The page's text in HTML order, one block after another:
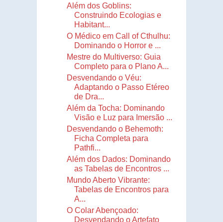
Além dos Goblins:
Construindo Ecologias e
Habitant...
O Médico em Call of Cthulhu:
Dominando o Horror e ...
Mestre do Multiverso: Guia
Completo para o Plano A...
Desvendando o Véu:
Adaptando o Passo Etéreo
de Dra...
Além da Tocha: Dominando
Visão e Luz para Imersão ...
Desvendando o Behemoth:
Ficha Completa para
Pathfi...
Além dos Dados: Dominando
as Tabelas de Encontros ...
Mundo Aberto Vibrante:
Tabelas de Encontros para
A...
O Colar Abençoado:
Desvendando o Artefato